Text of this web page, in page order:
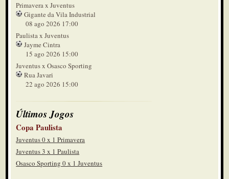
Primavera x Juventus
Gigante da Vila Industrial
08 ago 2026 17:00
Paulista x Juventus
Jayme Cintra
15 ago 2026 15:00
Juventus x Osasco Sporting
Rua Javari
22 ago 2026 15:00
Últimos Jogos
Copa Paulista
Juventus 0 x 1 Primavera
Juventus 3 x 1 Paulista
Osasco Sporting 0 x 1 Juventus